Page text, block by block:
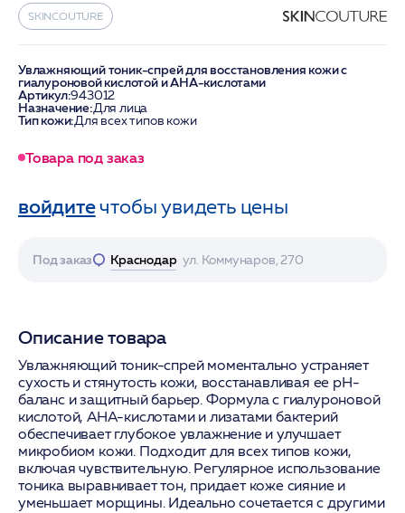
SKINCOUTURE
Увлажняющий тоник-спрей для восстановления кожи с
гиалуроновой кислотой и AHA-кислотами
Артикул:943012
Назначение:Для лица
Тип кожи:Для всех типов кожи
Товара под заказ
войдитечтобы увидеть цены
Под заказ Краснодар ул. Коммунаров, 270
Описание товара
Увлажняющий тоник-спрей моментально устраняет
сухость и стянутость кожи, восстанавливая ее pH-
баланс и защитный барьер. Формула с гиалуроновой
кислотой, AHA-кислотами и лизатами бактерий
обеспечивает глубокое увлажнение и улучшает
микробиом кожи. Подходит для всех типов кожи,
включая чувствительную. Регулярное использование
тоника выравнивает тон, придает коже сияние и
уменьшает морщины. Идеально сочетается с другими